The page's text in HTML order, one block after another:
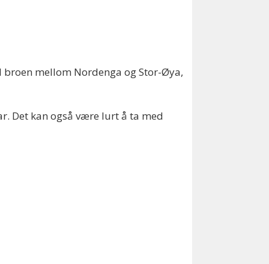
broen mellom Nordenga og Stor-Øya,
Det kan også være lurt å ta med